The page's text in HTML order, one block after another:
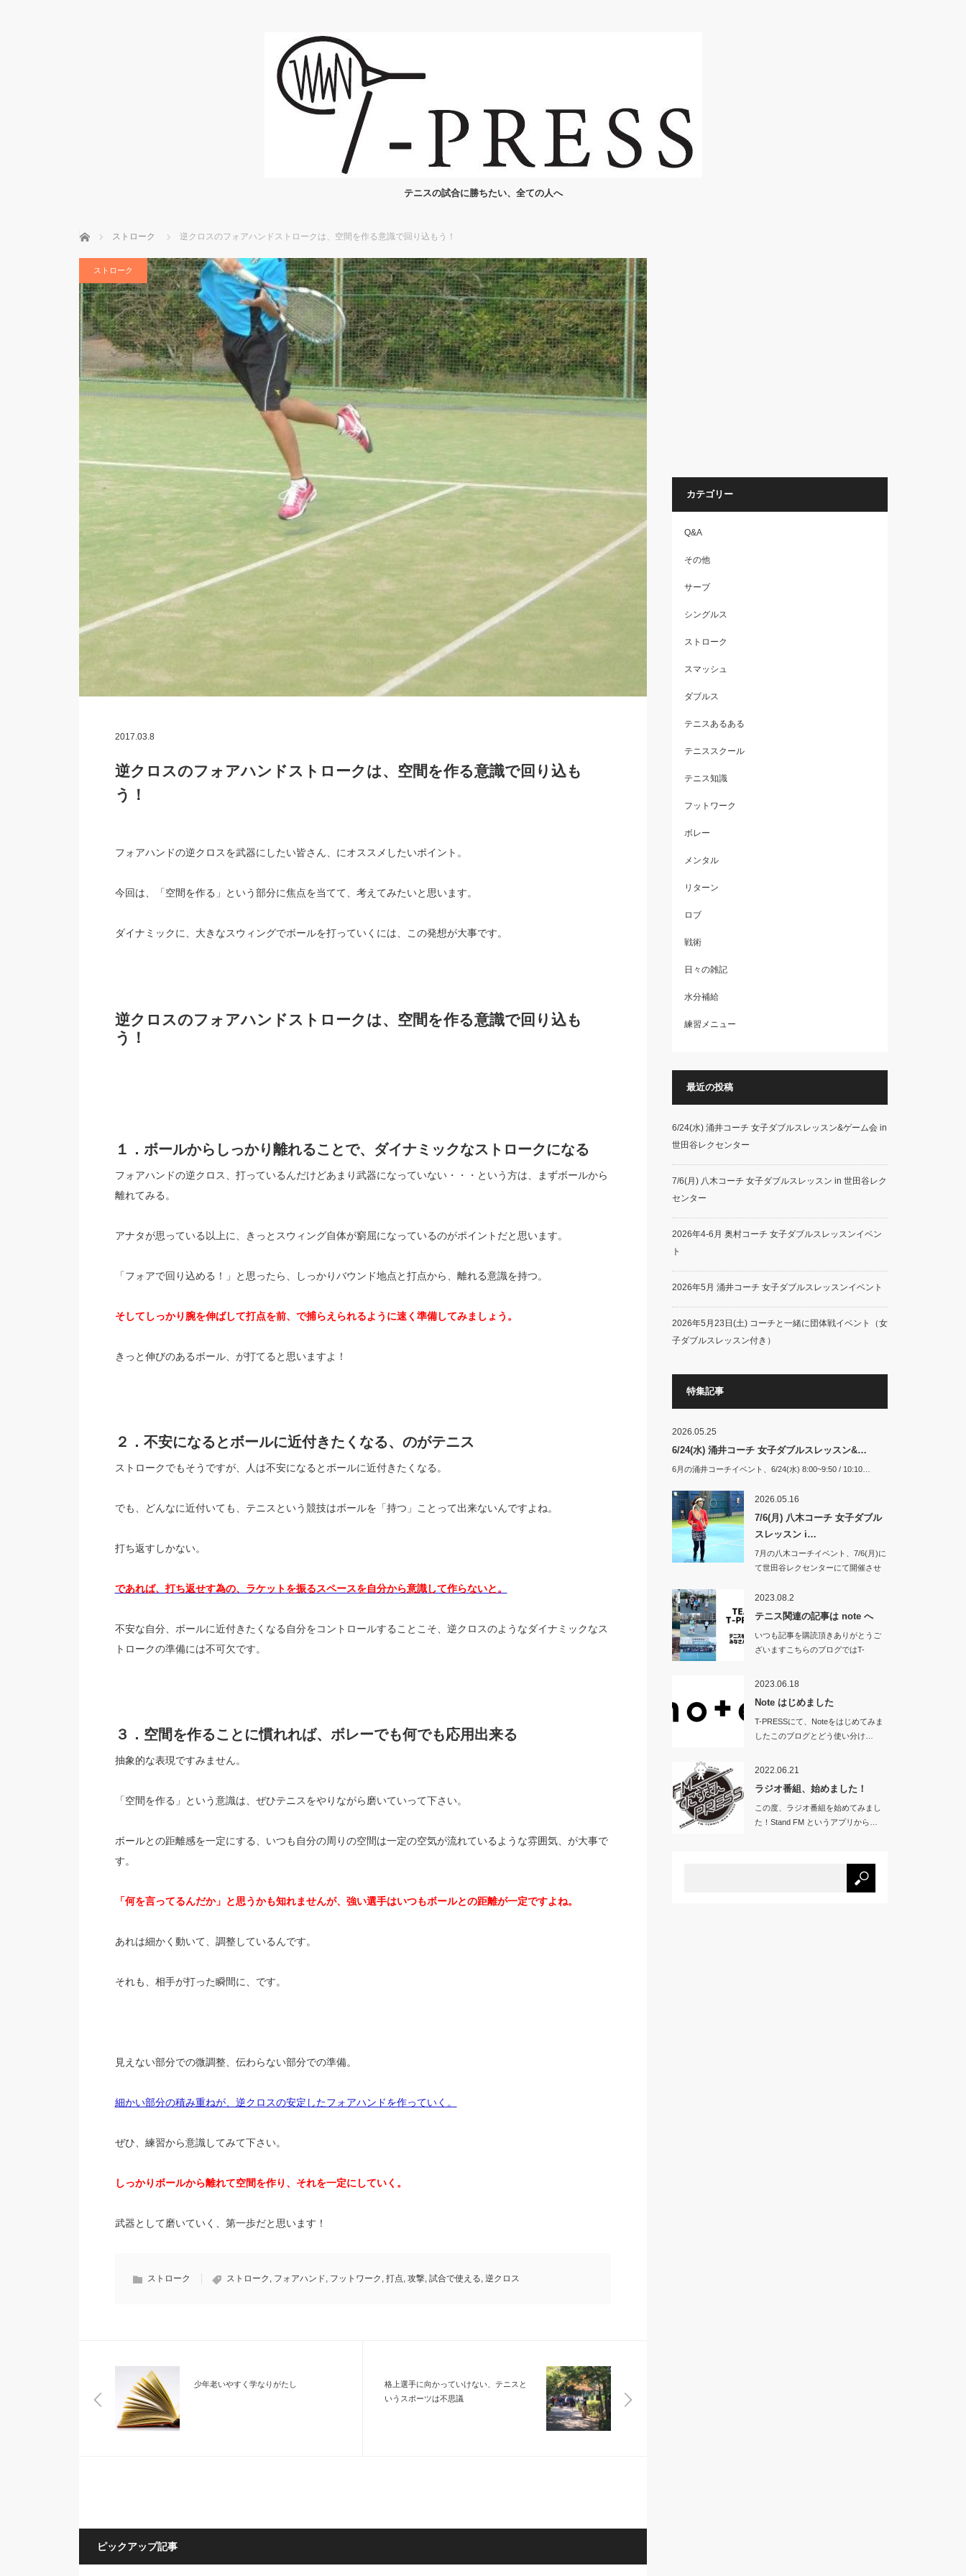
テニスの試合に勝ちたい、全ての人へ
ホーム ストローク 逆クロスのフォアハンドストロークは、空間を作る意識で回り込もう！
ストローク
2017.03.8
逆クロスのフォアハンドストロークは、空間を作る意識で回り込も
う！
フォアハンドの逆クロスを武器にしたい皆さん、にオススメしたいポイント。
今回は、「空間を作る」という部分に焦点を当てて、考えてみたいと思います。
ダイナミックに、大きなスウィングでボールを打っていくには、この発想が大事です。
逆クロスのフォアハンドストロークは、空間を作る意識で回り込も
う！
１．ボールからしっかり離れることで、ダイナミックなストロークになる
フォアハンドの逆クロス、打っているんだけどあまり武器になっていない・・・という方は、まずボールから
離れてみる。
アナタが思っている以上に、きっとスウィング自体が窮屈になっているのがポイントだと思います。
「フォアで回り込める！」と思ったら、しっかりバウンド地点と打点から、離れる意識を持つ。
そしてしっかり腕を伸ばして打点を前、で捕らえられるように速く準備してみましょう。
きっと伸びのあるボール、が打てると思いますよ！
２．不安になるとボールに近付きたくなる、のがテニス
ストロークでもそうですが、人は不安になるとボールに近付きたくなる。
でも、どんなに近付いても、テニスという競技はボールを「持つ」ことって出来ないんですよね。
打ち返すしかない。
であれば、打ち返せす為の、ラケットを振るスペースを自分から意識して作らないと。
不安な自分、ボールに近付きたくなる自分をコントロールすることこそ、逆クロスのようなダイナミックなス
トロークの準備には不可欠です。
３．空間を作ることに慣れれば、ボレーでも何でも応用出来る
抽象的な表現ですみません。
「空間を作る」という意識は、ぜひテニスをやりながら磨いていって下さい。
ボールとの距離感を一定にする、いつも自分の周りの空間は一定の空気が流れているような雰囲気、が大事で
す。
「何を言ってるんだか」と思うかも知れませんが、強い選手はいつもボールとの距離が一定ですよね。
あれは細かく動いて、調整しているんです。
それも、相手が打った瞬間に、です。
見えない部分での微調整、伝わらない部分での準備。
細かい部分の積み重ねが、逆クロスの安定したフォアハンドを作っていく。
ぜひ、練習から意識してみて下さい。
しっかりボールから離れて空間を作り、それを一定にしていく。
武器として磨いていく、第一歩だと思います！
ストローク ストローク , フォアハンド, フットワーク , 打点, 攻撃, 試合で使える, 逆クロス
少年老いやすく学なりがたし
格上選手に向かっていけない、テニスと
いうスポーツは不思議
ピックアップ記事
カテゴリー
Q&A
その他
サーブ
シングルス
ストローク
スマッシュ
ダブルス
テニスあるある
テニススクール
テニス知識
フットワーク
ボレー
メンタル
リターン
ロブ
戦術
日々の雑記
水分補給
練習メニュー
最近の投稿
6/24(水) 涌井コーチ 女子ダブルスレッスン&ゲーム会 in
世田谷レクセンター
7/6(月) 八木コーチ 女子ダブルスレッスン in 世田谷レク
センター
2026年4-6月 奥村コーチ 女子ダブルスレッスンイベン
ト
2026年5月 涌井コーチ 女子ダブルスレッスンイベント
2026年5月23日(土) コーチと一緒に団体戦イベント（女
子ダブルスレッスン付き）
特集記事
2026.05.25
6/24(水) 涌井コーチ 女子ダブルスレッスン&…
6月の涌井コーチイベント、6/24(水) 8:00~9:50 / 10:10…
2026.05.16
7/6(月) 八木コーチ 女子ダブル
スレッスン i…
7月の八木コーチイベント、7/6(月)に
て世田谷レクセンターにて開催させ
2023.08.2
テニス関連の記事は note へ
いつも記事を購読頂きありがとうご
ざいますこちらのブログではT-
2023.06.18
Note はじめました
T-PRESSにて、Noteをはじめてみま
したこのブログとどう使い分け…
2022.06.21
ラジオ番組、始めました！
この度、ラジオ番組を始めてみまし
た！Stand FM というアプリから…